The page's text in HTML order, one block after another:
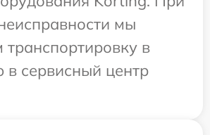
мы
транспортировку в
в сервисный центр